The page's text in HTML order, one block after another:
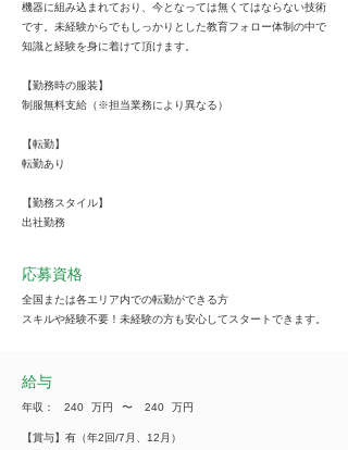
機器に組み込まれており、今となっては無くてはならない技術
です。未経験からでもしっかりとした教育フォロー体制の中で
知識と経験を身に着けて頂けます。
【勤務時の服装】
制服無料支給（※担当業務により異なる）
【転勤】
転勤あり
【勤務スタイル】
出社勤務
応募資格
全国または各エリア内での転勤ができる方
スキルや経験不要！未経験の方も安心してスタートできます。
給与
年収： 240 万円 ​〜 240 万円
【賞与】有（年2回/7月、12月）